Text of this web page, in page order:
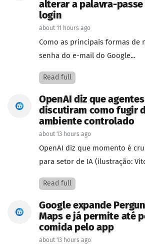
alterar a palavra-passe
login
about 11 hours ago
Como as principais formas de
senha do e-mail do Google...
Read full
OpenAI diz que
discutiram como fugir
ambiente controlado
about 13 hours ago
OpenAI diz que momento é
para setor de IA (ilustração:
Read full
Google expande
Maps e já permite até
comida pelo app
about 13 hours ago